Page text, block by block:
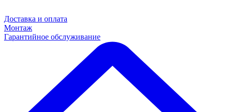
Доставка и оплата
Монтаж
Гарантийное обслуживание